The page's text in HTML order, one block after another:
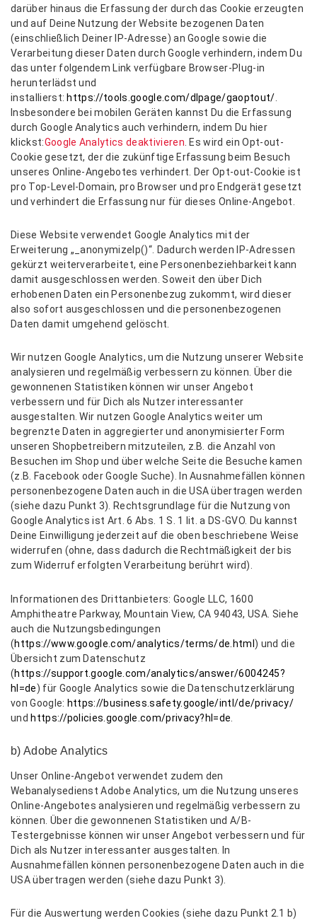
darüber hinaus die Erfassung der durch das Cookie erzeugten
und auf Deine Nutzung der Website bezogenen Daten
(einschließlich Deiner IP-Adresse) an Google sowie die
Verarbeitung dieser Daten durch Google verhindern, indem Du
das unter folgendem Link verfügbare Browser-Plug-in
herunterlädst und
installierst: https://tools.google.com/dlpage/gaoptout/
Insbesondere bei mobilen Geräten kannst Du die Erfassung
durch Google Analytics auch verhindern, indem Du hier
klickst:Google Analyticsdeaktivieren . Es wird ein Opt-out-
Cookie gesetzt, der die zukünftige Erfassung beim Besuch
unseres Online-Angebotes verhindert. Der Opt-out-Cookie ist
pro Top-Level-Domain, pro Browser und pro Endgerät gesetzt
und verhindert die Erfassung nur für dieses Online-Angebot.
Diese Website verwendet Google Analytics mit der
Erweiterung „_anonymizeIp()“. Dadurch werden IP-Adressen
gekürzt weiterverarbeitet, eine Personenbeziehbarkeit kann
damit ausgeschlossen werden. Soweit den über Dich
erhobenen Daten ein Personenbezug zukommt, wird dieser
also sofort ausgeschlossen und die personenbezogenen
Daten damit umgehend gelöscht.
Wir nutzen Google Analytics, um die Nutzung unserer Website
analysieren und regelmäßig verbessern zu können. Über die
gewonnenen Statistiken können wir unser Angebot
verbessern und für Dich als Nutzer interessanter
ausgestalten. Wir nutzen Google Analytics weiter um
begrenzte Daten in aggregierter und anonymisierter Form
unseren Shopbetreibern mitzuteilen, z.B. die Anzahl von
Besuchen im Shop und über welche Seite die Besuche kamen
(z.B. Facebook oder Google Suche). In Ausnahmefällen können
personenbezogene Daten auch in die USA übertragen werden
(siehe dazu Punkt 3). Rechtsgrundlage für die Nutzung von
Google Analytics ist Art. 6 Abs. 1 S. 1 lit. a DS-GVO. Du kannst
Deine Einwilligung jederzeit auf die oben beschriebene Weise
widerrufen (ohne, dass dadurch die Rechtmäßigkeit der bis
zum Widerruf erfolgten Verarbeitung berührt wird).
Informationen des Drittanbieters: Google LLC, 1600
Amphitheatre Parkway, Mountain View, CA 94043, USA. Siehe
auch die Nutzungsbedingungen
(https://www.google.com/analytics/terms/de.html) und die
Übersicht zum Datenschutz
(https://support.google.com/analytics/answer/6004245?
hl=de) für Google Analytics sowie die Datenschutzerklärung
von Google: https://business.safety.google/intl/de/privacy/
undhttps://policies.google.com/privacy?hl=de
b) Adobe Analytics
Unser Online-Angebot verwendet zudem den
Webanalysedienst Adobe Analytics, um die Nutzung unseres
Online-Angebotes analysieren und regelmäßig verbessern zu
können. Über die gewonnenen Statistiken und A/B-
Testergebnisse können wir unser Angebot verbessern und für
Dich als Nutzer interessanter ausgestalten. In
Ausnahmefällen können personenbezogene Daten auch in die
USA übertragen werden (siehe dazu Punkt 3).
Für die Auswertung werden Cookies (siehe dazu Punkt 2.1 b)